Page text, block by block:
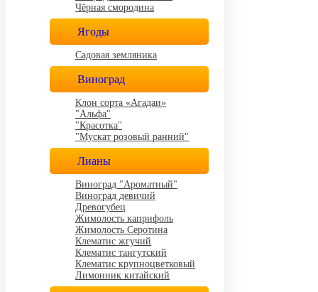
Чёрная смородина
Ягоды
Садовая земляника
Виноград
Клон сорта «Агадаи»
"Альфа"
"Красотка"
"Мускат розовый ранний"
Лианы
Виноград "Ароматный"
Виноград девичий
Древогубец
Жимолость каприфоль
Жимолость Серотина
Клематис жгучий
Клематис тангутский
Клематис крупноцветковый
Лимонник китайский